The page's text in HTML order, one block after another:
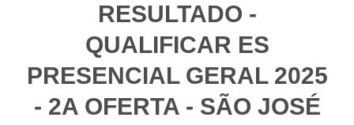
RESULTADO -
QUALIFICAR ES
PRESENCIAL GERAL 2025
- 2A OFERTA - SÃO JOSÉ